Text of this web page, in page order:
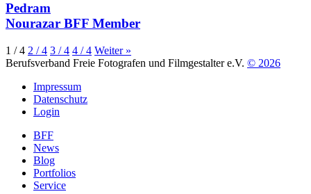
Pedram
Nourazar BFF Member
1 / 4 2 / 4 3 / 4 4 / 4 Weiter »
Berufsverband Freie Fotografen und Filmgestalter e.V. © 2026
Impressum
Datenschutz
Login
BFF
News
Blog
Portfolios
Service